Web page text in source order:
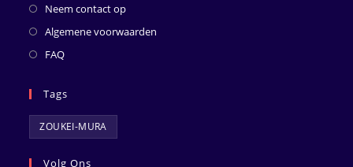
Neem contact op
Algemene voorwaarden
FAQ
Tags
ZOUKEI-MURA
Volg Ons